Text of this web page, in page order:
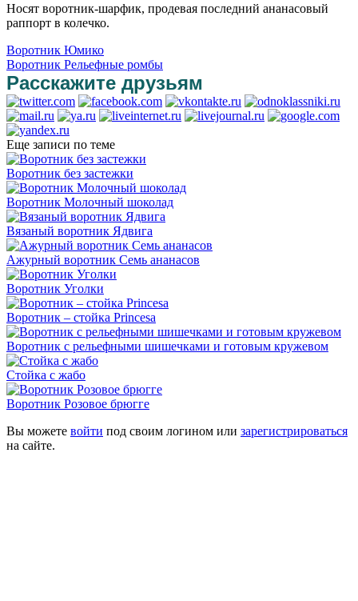
Носят воротник-шарфик, продевая последний ананасовый
раппорт в колечко.
Воротник Юмико
Воротник Рельефные ромбы
Расскажите друзьям
Еще записи по теме
Воротник без застежки
Воротник Молочный шоколад
Вязаный воротник Ядвига
Ажурный воротник Семь ананасов
Воротник Уголки
Воротник – стойка Princesa
Воротник с рельефными шишечками и готовым кружевом
Стойка с жабо
Воротник Розовое брюгге
Вы можете войти под своим логином или зарегистрироваться
на сайте.